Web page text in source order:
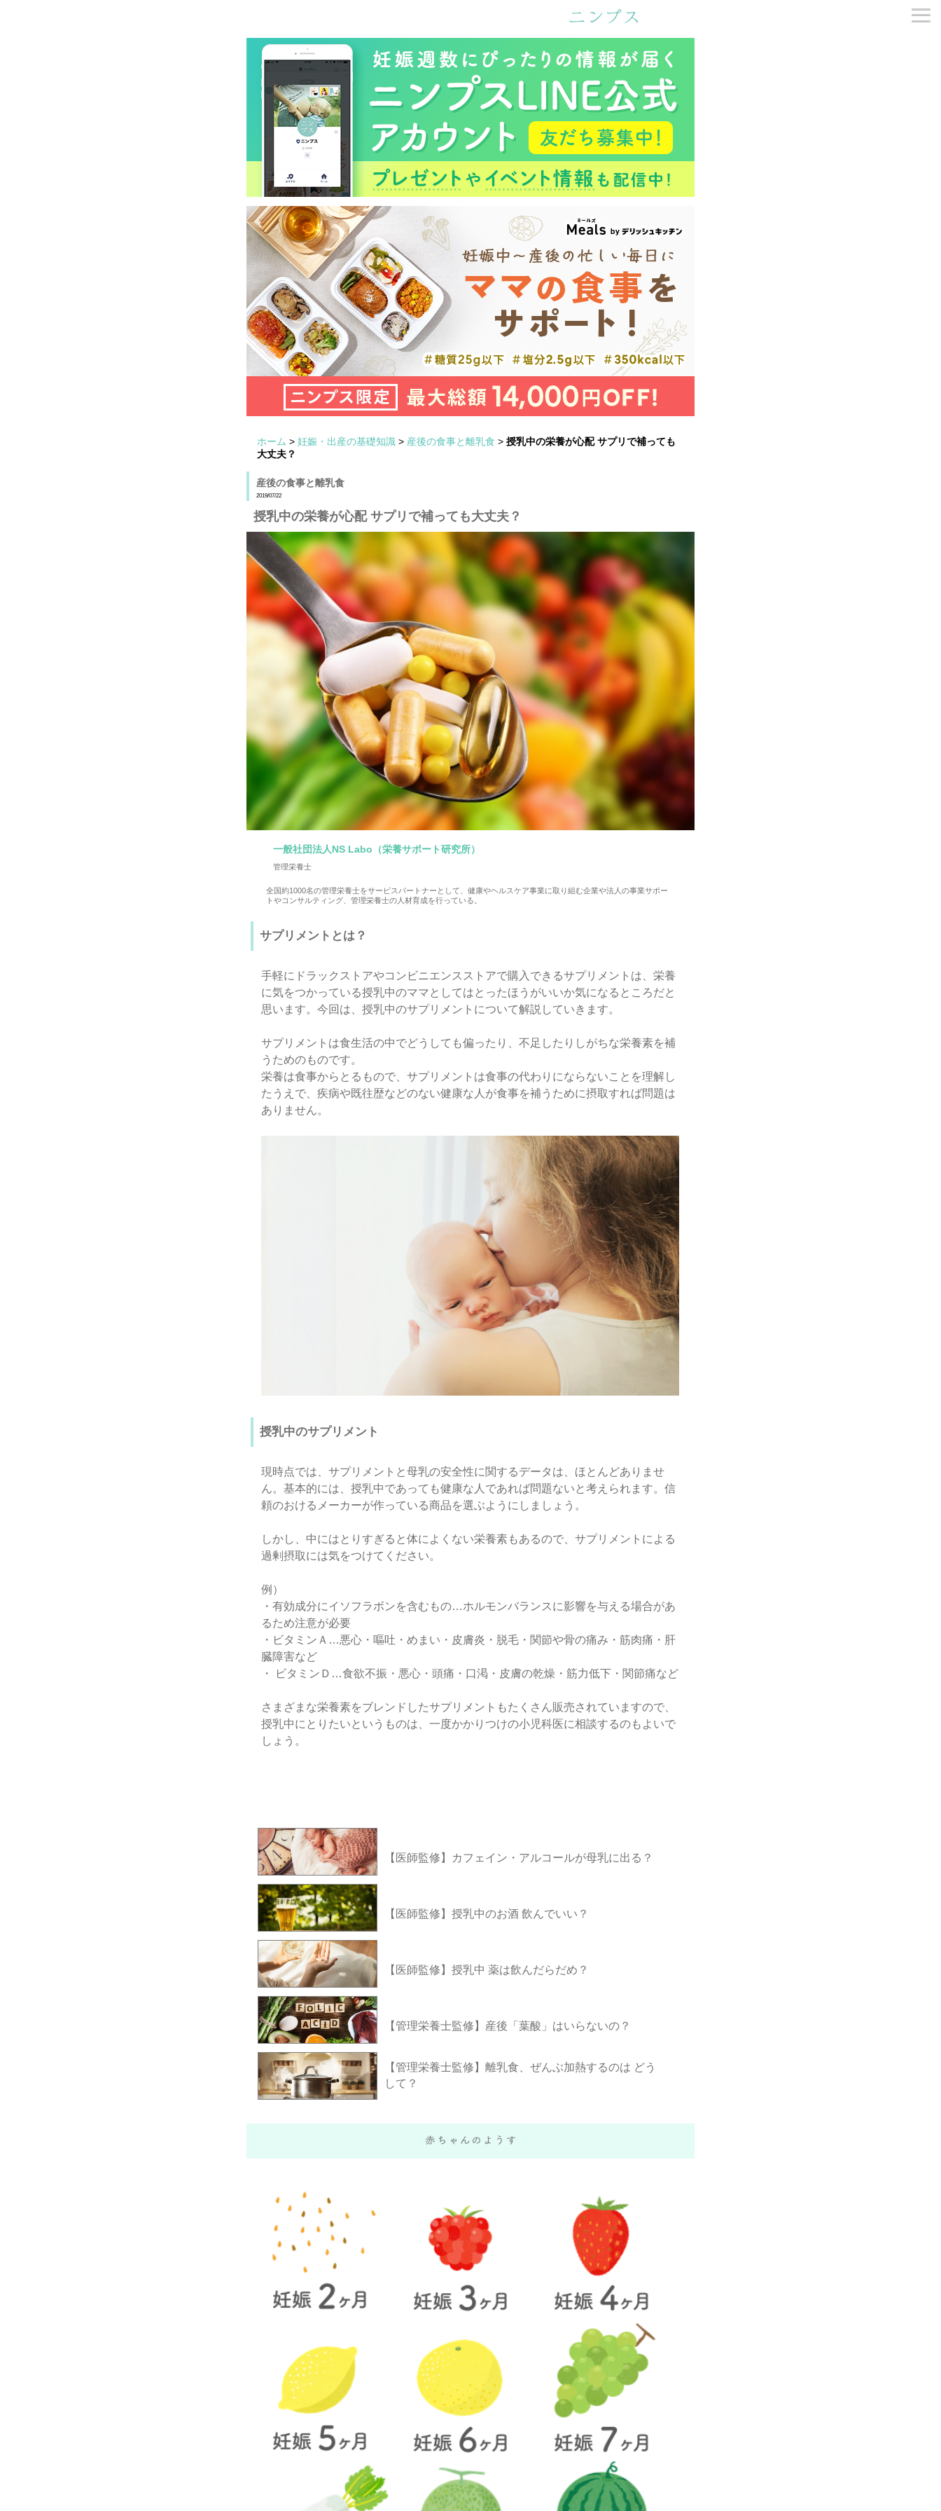
ホーム > 妊娠・出産の基礎知識 > 産後の食事と離乳食 > 授乳中の栄養が心配 サプリで補っても
大丈夫？
産後の食事と離乳食
2019/07/22
授乳中の栄養が心配 サプリで補っても大丈夫？
一般社団法人NS Labo（栄養サポート研究所）
管理栄養士
全国約1000名の管理栄養士をサービスパートナーとして、健康やヘルスケア事業に取り組む企業や法人の事業サポー
トやコンサルティング、管理栄養士の人材育成を行っている。
サプリメントとは？
手軽にドラックストアやコンビニエンスストアで購入できるサプリメントは、栄養
に気をつかっている授乳中のママとしてはとったほうがいいか気になるところだと
思います。今回は、授乳中のサプリメントについて解説していきます。
サプリメントは食生活の中でどうしても偏ったり、不足したりしがちな栄養素を補
うためのものです。
栄養は食事からとるもので、サプリメントは食事の代わりにならないことを理解し
たうえで、疾病や既往歴などのない健康な人が食事を補うために摂取すれば問題は
ありません。
授乳中のサプリメント
現時点では、サプリメントと母乳の安全性に関するデータは、ほとんどありませ
ん。基本的には、授乳中であっても健康な人であれば問題ないと考えられます。信
頼のおけるメーカーが作っている商品を選ぶようにしましょう。
しかし、中にはとりすぎると体によくない栄養素もあるので、サプリメントによる
過剰摂取には気をつけてください。
例）
・有効成分にイソフラボンを含むもの…ホルモンバランスに影響を与える場合があ
るため注意が必要
・ビタミンＡ…悪心・嘔吐・めまい・皮膚炎・脱毛・関節や骨の痛み・筋肉痛・肝
臓障害など
・ ビタミンＤ…食欲不振・悪心・頭痛・口渇・皮膚の乾燥・筋力低下・関節痛など
さまざまな栄養素をブレンドしたサプリメントもたくさん販売されていますので、
授乳中にとりたいというものは、一度かかりつけの小児科医に相談するのもよいで
しょう。
【医師監修】カフェイン・アルコールが母乳に出る？
【医師監修】授乳中のお酒 飲んでいい？
【医師監修】授乳中 薬は飲んだらだめ？
【管理栄養士監修】産後「葉酸」はいらないの？
【管理栄養士監修】離乳食、ぜんぶ加熱するのは どう
して？